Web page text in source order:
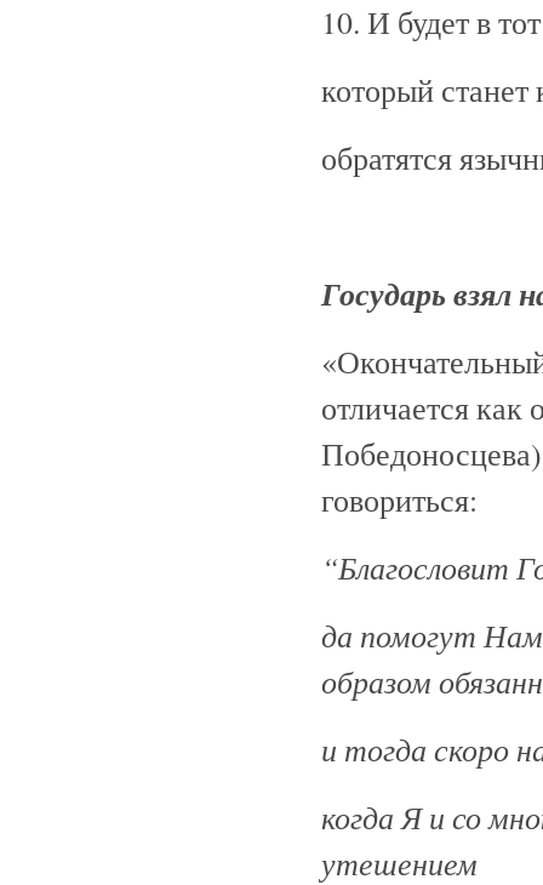
10. И будет в
который станет
обратятся
Государь взял
отличается как
говориться:
“Благословит
да помогут
образом
и тогда скоро
когда Я и со
утешением